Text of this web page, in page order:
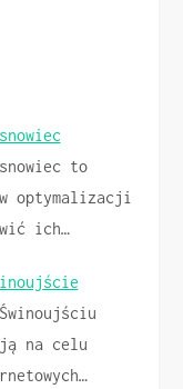
to
optymalizacji
ich…
na celu